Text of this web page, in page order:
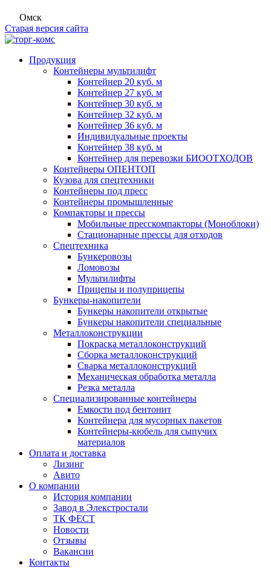
Омск
Старая версия сайта
Продукция
Контейнеры мультилифт
Контейнер 20 куб. м
Контейнер 27 куб. м
Контейнер 30 куб. м
Контейнер 32 куб. м
Контейнер 36 куб. м
Индивидуальные проекты
Контейнер 38 куб. м
Контейнер для перевозки БИООТХОДОВ
Контейнеры ОПЕНТОП
Кузова для спецтехники
Контейнеры под пресс
Контейнеры промышленные
Компакторы и прессы
Мобильные пресскомпакторы (Моноблоки)
Стационарные прессы для отходов
Спецтехника
Бункеровозы
Ломовозы
Мультилифты
Прицепы и полуприцепы
Бункеры-накопители
Бункеры накопители открытые
Бункеры накопители специальные
Металлоконструкции
Покраска металлоконструкций
Сборка металлоконструкций
Сварка металлоконструкций
Механическая обработка металла
Резка металла
Специализированные контейнеры
Емкости под бентонит
Контейнера для мусорных пакетов
Контейнеры-кюбель для сыпучих
материалов
Оплата и доставка
Лизинг
Авито
О компании
История компании
Завод в Элекстростали
ТК ФЕСТ
Новости
Отзывы
Вакансии
Контакты